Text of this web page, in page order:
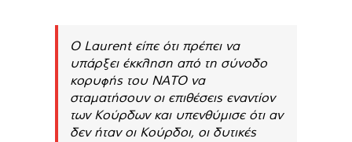
Ο Laurent είπε ότι πρέπει να
υπάρξει έκκληση από τη σύνοδο
κορυφής του ΝΑΤΟ να
σταματήσουν οι επιθέσεις εναντίον
των Κούρδων και υπενθύμισε ότι αν
δεν ήταν οι Κούρδοι, οι δυτικές